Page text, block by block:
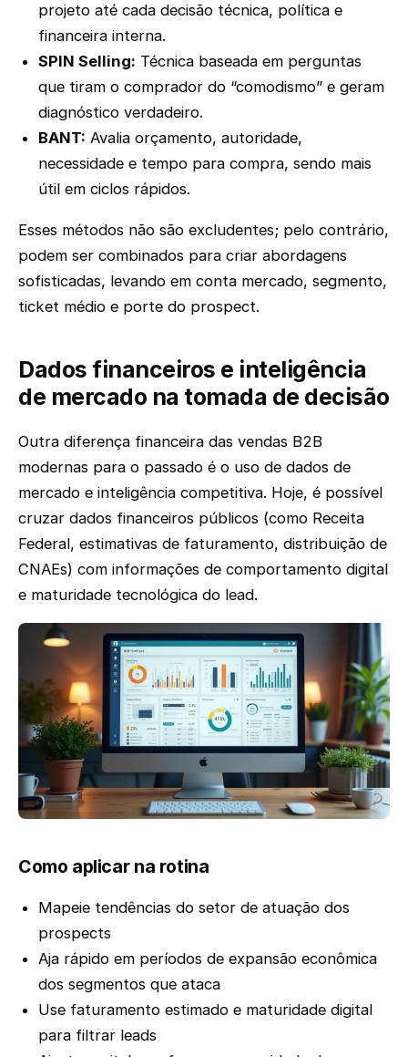
projeto até cada decisão técnica, política e
financeira interna.
SPIN Selling: Técnica baseada em perguntas
que tiram o comprador do “comodismo” e geram
diagnóstico verdadeiro.
BANT: Avalia orçamento, autoridade,
necessidade e tempo para compra, sendo mais
útil em ciclos rápidos.
Esses métodos não são excludentes; pelo contrário,
podem ser combinados para criar abordagens
sofisticadas, levando em conta mercado, segmento,
ticket médio e porte do prospect.
Dados financeiros e inteligência
de mercado na tomada de decisão
Outra diferença financeira das vendas B2B
modernas para o passado é o uso de dados de
mercado e inteligência competitiva. Hoje, é possível
cruzar dados financeiros públicos (como Receita
Federal, estimativas de faturamento, distribuição de
CNAEs) com informações de comportamento digital
e maturidade tecnológica do lead.
Como aplicar na rotina
Mapeie tendências do setor de atuação dos
prospects
Aja rápido em períodos de expansão econômica
dos segmentos que ataca
Use faturamento estimado e maturidade digital
para filtrar leads